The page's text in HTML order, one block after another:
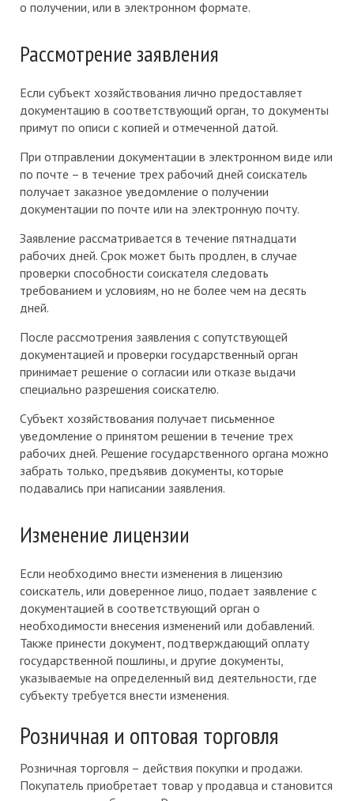
о получении, или в электронном формате.
Рассмотрение заявления
Если субъект хозяйствования лично предоставляет
документацию в соответствующий орган, то документы
примут по описи с копией и отмеченной датой.
При отправлении документации в электронном виде или
по почте – в течение трех рабочий дней соискатель
получает заказное уведомление о получении
документации по почте или на электронную почту.
Заявление рассматривается в течение пятнадцати
рабочих дней. Срок может быть продлен, в случае
проверки способности соискателя следовать
требованием и условиям, но не более чем на десять
дней.
После рассмотрения заявления с сопутствующей
документацией и проверки государственный орган
принимает решение о согласии или отказе выдачи
специально разрешения соискателю.
Субъект хозяйствования получает письменное
уведомление о принятом решении в течение трех
рабочих дней. Решение государственного органа можно
забрать только, предъявив документы, которые
подавались при написании заявления.
Изменение лицензии
Если необходимо внести изменения в лицензию
соискатель, или доверенное лицо, подает заявление с
документацией в соответствующий орган о
необходимости внесения изменений или добавлений.
Также принести документ, подтверждающий оплату
государственной пошлины, и другие документы,
указываемые на определенный вид деятельности, где
субъекту требуется внести изменения.
Розничная и оптовая торговля
Розничная торговля – действия покупки и продажи.
Покупатель приобретает товар у продавца и становится